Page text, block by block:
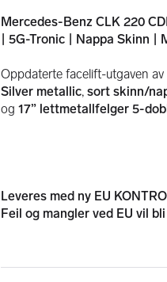
Mercedes-Benz CLK 220
| 5G-Tronic | Nappa Skinn
Oppdaterte facelift-utgaven
Silver metallic, sort skinn/
og 17” lettmetallfelger 5-
Leveres med ny EU
Feil og mangler ved EU vil